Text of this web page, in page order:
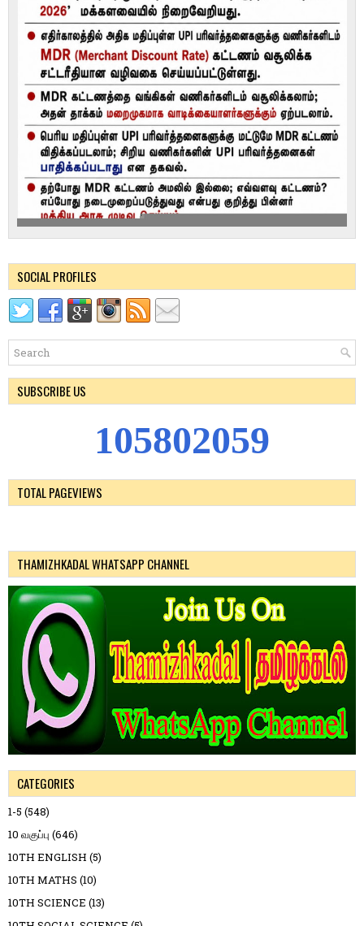
SOCIAL PROFILES
SUBSCRIBE US
105802059
TOTAL PAGEVIEWS
THAMIZHKADAL WHATSAPP CHANNEL
CATEGORIES
1-5 (548)
10 வகுப்பு (646)
10TH ENGLISH (5)
10TH MATHS (10)
10TH SCIENCE (13)